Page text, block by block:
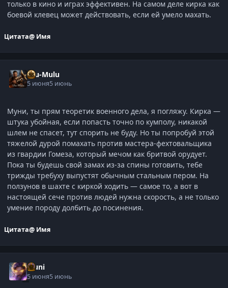
только в кино и играх эффективен. На самом деле кирка как
боевой клевец может действовать, если ей умело махать.
Цитата@ Имя
Ulu-Mulu
5 июня5 июнь
Муни, ты прям теоретик военного дела, я погляжу. Кирка —
штука убойная, если попасть точно по кумполу, никакой
шлем не спасет, тут спорить не буду. Но ты попробуй этой
тяжелой дурой помахать против мастера-фехтовальщика
из гвардии Гомеза, который мечом как бритвой орудует.
Пока ты будешь свой замах из-за спины готовить, тебе
трижды требуху выпустят обычным стальным пером. На
ползунов в шахте с киркой ходить — самое то, а вот в
настоящей сече против людей нужна скорость, а не только
умение породу долбить до посинения.
Цитата@ Имя
Muni
5 июня5 июнь